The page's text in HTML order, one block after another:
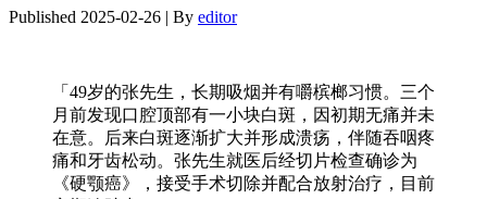
Published 2025-02-26 By editor
「49岁的张先生，长期吸烟并有嚼槟榔习惯。三个
月前发现口腔顶部有一小块白斑，因初期无痛并未
在意。后来白斑逐渐扩大并形成溃疡，伴随吞咽疼
痛和牙齿松动。张先生就医后经切片检查确诊为
《硬颚癌》，接受手术切除并配合放射治疗，目前